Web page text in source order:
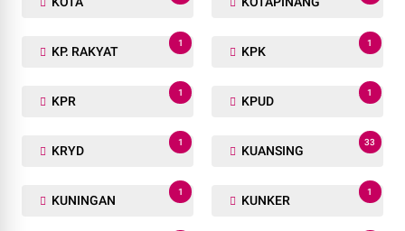
KP. RAKYAT
1
KPK
1
KPR
1
KPUD
1
KRYD
1
KUANSING
33
KUNINGAN
1
KUNKER
1